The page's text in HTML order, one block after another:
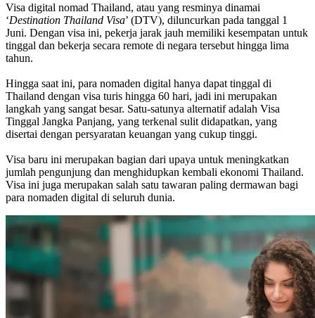
Visa digital nomad Thailand, atau yang resminya dinamai
‘Destination Thailand Visa’ (DTV), diluncurkan pada tanggal 1
Juni. Dengan visa ini, pekerja jarak jauh memiliki kesempatan untuk
tinggal dan bekerja secara remote di negara tersebut hingga lima
tahun.
Hingga saat ini, para nomaden digital hanya dapat tinggal di
Thailand dengan visa turis hingga 60 hari, jadi ini merupakan
langkah yang sangat besar. Satu-satunya alternatif adalah Visa
Tinggal Jangka Panjang, yang terkenal sulit didapatkan, yang
disertai dengan persyaratan keuangan yang cukup tinggi.
Visa baru ini merupakan bagian dari upaya untuk meningkatkan
jumlah pengunjung dan menghidupkan kembali ekonomi Thailand.
Visa ini juga merupakan salah satu tawaran paling dermawan bagi
para nomaden digital di seluruh dunia.